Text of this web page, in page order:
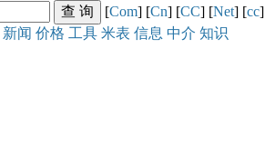
[Com] [Cn] [CC] [Net] [cc]
新闻 价格 工具 米表 信息 中介 知识